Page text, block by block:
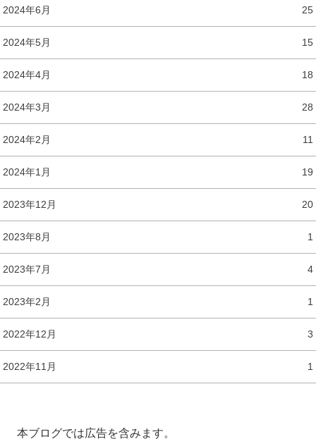
2024年6月 25
2024年5月 15
2024年4月 18
2024年3月 28
2024年2月 11
2024年1月 19
2023年12月 20
2023年8月 1
2023年7月 4
2023年2月 1
2022年12月 3
2022年11月 1
本ブログでは広告を含みます。